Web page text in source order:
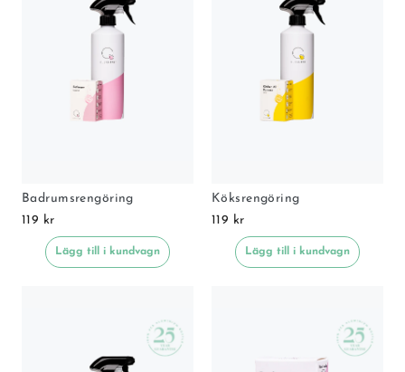
Badrumsrengöring
119 kr
Lägg till i kundvagn
Köksrengöring
119 kr
Lägg till i kundvagn